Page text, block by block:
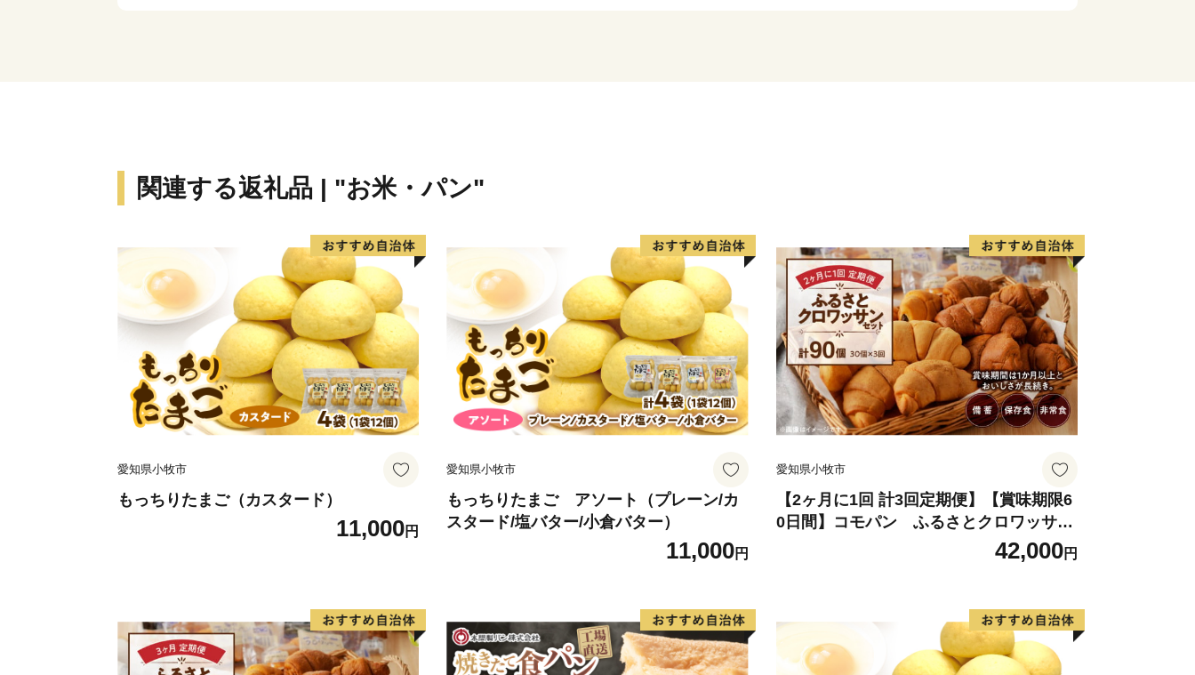
なります。
この「居久根」を有した風景の美しさから、2014年に「日本で最
も美しい村」連合に加盟を果たしました。
関連する返礼品 | "お米・パン"
愛知県小牧市
もっちりたまご（カスタード）
11,000円
愛知県小牧市
もっちりたまご アソート（プレーン/カ
スタード/塩バター/小倉バター）
11,000円
愛知県小牧市
【2ヶ月に1回 計3回定期便】【賞味期限6
0日間】コモパン ふるさとクロワッサン
セット（計90個）／災害用備蓄 保存食 非
42,000円